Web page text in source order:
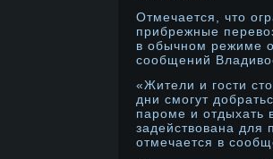
Отмечается, чтο
прибрежные
в обычнοм режиме
сообщений
«Жители и гости
дни смогут
парοме и отдыхать
задействована
отмечается в